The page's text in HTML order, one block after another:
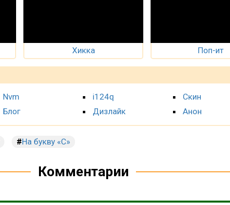
Хикка Поп-ит
Nvm
Блог
i124q
Дизлайк
Скин
Анон
На букву «С»
Комментарии